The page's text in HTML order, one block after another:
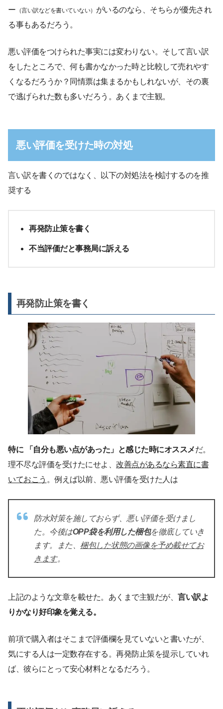
ー （言い訳などを書いていない） がいるのなら、そちらが優先され
る事もあるだろう。
悪い評価をつけられた事実には変わりない。そして言い訳
をしたところで、何も書かなかった時と比較して売れやす
くなるだろうか？同情票は集まるかもしれないが、その裏
で逃げられた数も多いだろう。あくまで主観。
悪い評価を受けた時の対処
言い訳を書くのではなく、以下の対処法を検討するのを推
奨する
再発防止策を書く
不当評価だと事務局に訴える
再発防止策を書く
特に 「自分も悪い点があった」と感じた時にオススメだ。
理不尽な評価を受けたにせよ、 改善点があるなら素直に書
いておこう 。例えば以前、悪い評価を受けた人は
防水対策を施しておらず、悪い評価を受けまし
た。今後はOPP袋を利用した梱包を徹底していき
ます。また、 梱包した状態の画像を予め載せてお
きます。
上記のような文章を載せた。あくまで主観だが、 言い訳よ
りかなり好印象を覚える。
前項で購入者はそこまで評価欄を見ていないと書いたが、
気にする人は一定数存在する。再発防止策を提示していれ
ば、彼らにとって安心材料となるだろう。